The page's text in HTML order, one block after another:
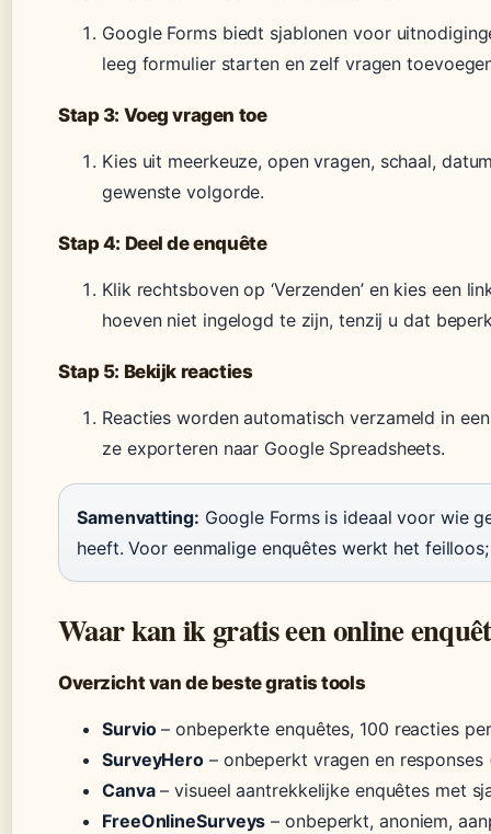
Google Forms biedt sjablonen voor
leeg formulier starten en zelf vragen
Stap 3: Voeg vragen toe
Kies uit meerkeuze, open vragen, schaal,
gewenste volgorde.
Stap 4: Deel de enquête
Klik rechtsboven op ‘Verzenden’ en kies een
hoeven niet ingelogd te zijn, tenzij u dat
Stap 5: Bekijk reacties
Reacties worden automatisch verzameld in
ze exporteren naar Google Spreadsheets.
Samenvatting: Google Forms is ideaal voor wie
heeft. Voor eenmalige enquêtes werkt het
Waar kan ik gratis een online
Overzicht van de beste gratis tools
Survio– onbeperkte enquêtes, 100 reacties
SurveyHero – onbeperkt vragen en
Canva– visueel aantrekkelijke enquêtes met
FreeOnlineSurveys – onbeperkt, anoniem,